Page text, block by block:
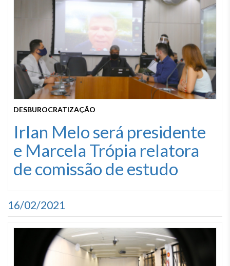
DESBUROCRATIZAÇÃO
Irlan Melo será presidente
e Marcela Trópia relatora
de comissão de estudo
16/02/2021